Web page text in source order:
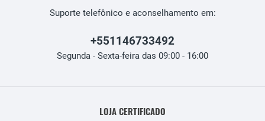
Suporte telefônico e aconselhamento em:
+551146733492
Segunda - Sexta-feira das 09:00 - 16:00
LOJA CERTIFICADO